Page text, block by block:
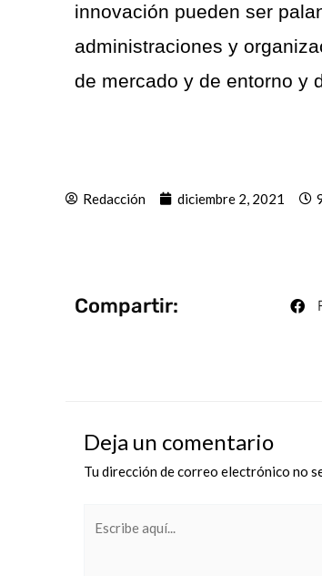
innovación pueden ser
administraciones y
de mercado y de entorno y
Redacción diciembre 2, 2021
Compartir:
Deja un comentario
Tu dirección de correo electrónico no